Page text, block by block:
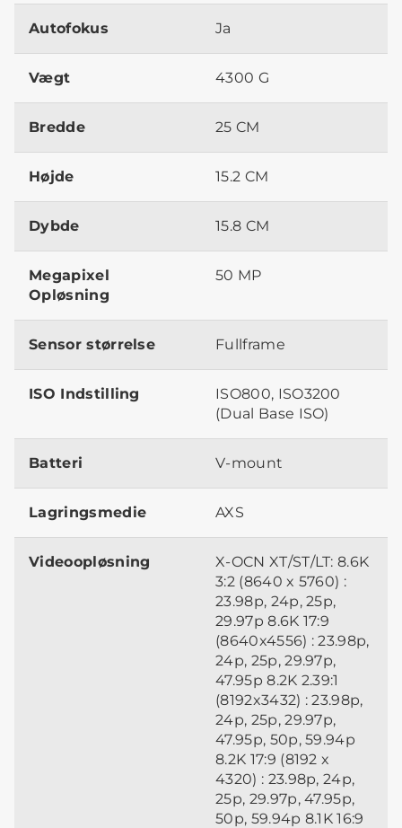
Autofokus Ja
Vægt 4300 G
Bredde 25 CM
Højde 15.2 CM
Dybde 15.8 CM
Megapixel
Opløsning
50 MP
Sensor størrelse Fullframe
ISO Indstilling
ISO800, ISO3200
(Dual Base ISO)
Batteri V-mount
Lagringsmedie AXS
Videoopløsning
X-OCN XT/ST/LT: 8.6K
3:2 (8640 x 5760) :
23.98p, 24p, 25p,
29.97p 8.6K 17:9
(8640x4556) : 23.98p,
24p, 25p, 29.97p,
47.95p 8.2K 2.39:1
(8192x3432) : 23.98p,
24p, 25p, 29.97p,
47.95p, 50p, 59.94p
8.2K 17:9 (8192 x
4320) : 23.98p, 24p,
25p, 29.97p, 47.95p,
50p, 59.94p 8.1K 16:9